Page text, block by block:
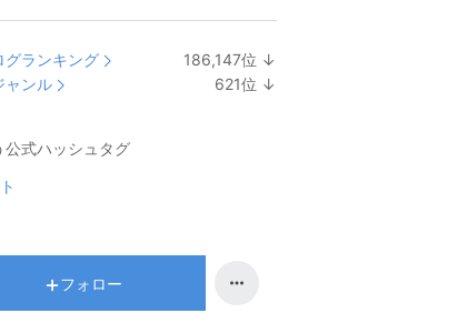
グランキング 186,147位 ↓
ャンル 621位 ↓
公式ハッシュタグ
フォロー